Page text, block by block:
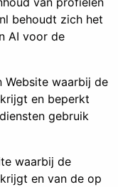
behoudt zich het
AI voor de
Website waarbij de
en beperkt
gebruik
waarbij de
en van de op